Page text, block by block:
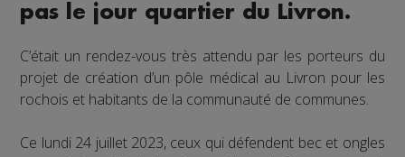
pas le jour quartier du Livron.
C’était un rendez-vous très attendu par les porteurs du
projet de création d’un pôle médical au Livron pour les
rochois et habitants de la communauté de communes.
Ce lundi 24 juillet 2023, ceux qui défendent bec et ongles